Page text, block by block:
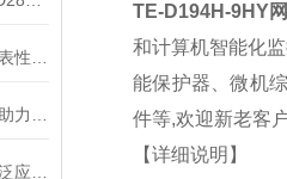
TE-D194H-9HY
和计算机智能化
能保护器、微机
件等,欢迎新老客
【详细说明】